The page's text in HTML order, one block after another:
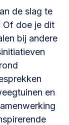
krachten
maken >
de slag te
Of doe je dit
bij andere
en